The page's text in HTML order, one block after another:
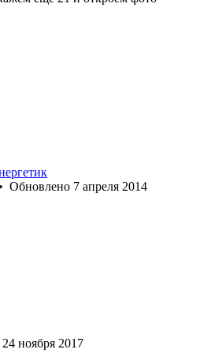
• Обновлено 7 апреля 2014
24 ноября 2017